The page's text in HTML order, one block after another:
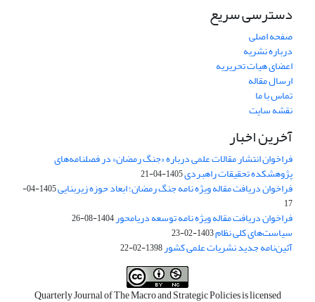
دسترسی سریع
صفحه اصلی
درباره نشریه
اعضای هیات تحریریه
ارسال مقاله
تماس با ما
نقشه سایت
آخرین اخبار
فراخوان انتشار مقالات علمی درباره «جنگ رمضان» در فصلنامه‌های
پژوهشکده تحقیقات راهبردی1405-04-21
فراخوان دریافت مقاله ویژه نامه جنگ رمضان؛ ابعاد حوزه زیربنایی
1405-04-
17
فراخوان دریافت مقاله ویژه نامه توسعه دریامحور1404-08-26
سیاست‌های کلی نظام1403-02-23
آئین‌نامه جدید نشریات علمی کشور1398-02-22
Quarterly Journal of The Macro and Strategic Policies is licensed